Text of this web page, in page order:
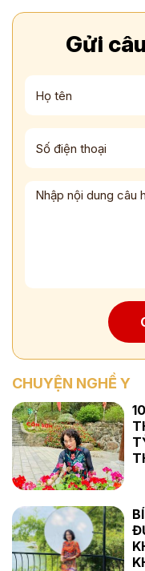
Gửi
CHUYỆN NGHỀ Y